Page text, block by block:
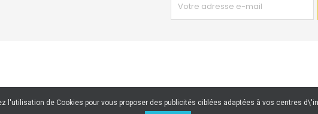
l'utilisation de Cookies pour vous proposer des publicités ciblées adaptées à vos centres